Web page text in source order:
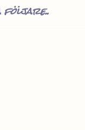
följare..